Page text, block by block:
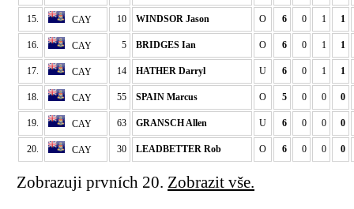
15. CAY 10 WINDSOR Jason O 6 0 1 1
16. CAY 5 BRIDGES Ian O 6 0 1 1
17. CAY 14 HATHER Darryl U 6 0 1 1
18. CAY 55 SPAIN Marcus O 5 0 0 0
19. CAY 63 GRANSCH Allen U 6 0 0 0
20. CAY 30 LEADBETTER Rob O 6 0 0 0
Zobrazuji prvních 20. Zobrazit vše.